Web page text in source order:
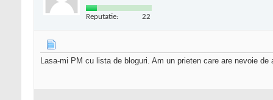
Reputatie: 22
Lasa-mi PM cu lista de bloguri. Am un prieten care are nevoie